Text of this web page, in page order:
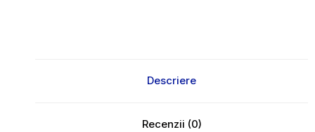
Descriere
Recenzii (0)